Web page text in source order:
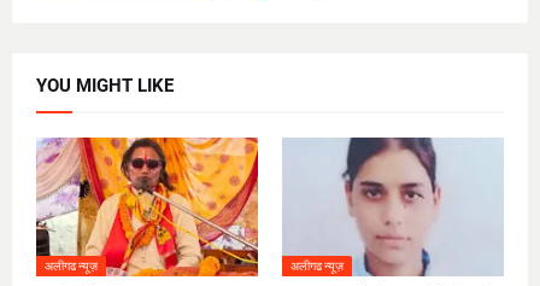
YOU MIGHT LIKE
अलीगढ न्यूज़ अलीगढ न्यूज़